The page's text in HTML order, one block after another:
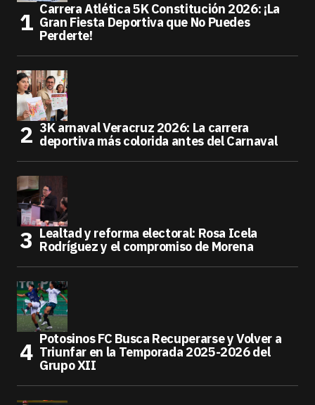
Carrera Atlética 5K Constitución 2026: ¡La
Gran Fiesta Deportiva que No Puedes
Perderte!
3K arnaval Veracruz 2026: La carrera
deportiva más colorida antes del Carnaval
Lealtad y reforma electoral: Rosa Icela
Rodríguez y el compromiso de Morena
Potosinos FC Busca Recuperarse y Volver a
Triunfar en la Temporada 2025-2026 del
Grupo XII